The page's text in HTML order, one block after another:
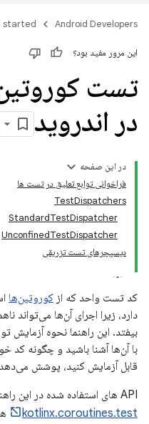
Android Developers
started
این مرور مفید بود؟
در اندروید
در این صفحه
فراخوانی توابع تعلیق در تست ها
TestDispatchers
StandardTestDispatcher
UnconfinedTestDispatcher
دیسپچرهای تست تزریقی
کد تست واحد که از کوروتین‌ها
دارد، زیرا اجرای آن‌ها می‌تواند
بیفتد. این راهنما نحوه آزمایش
با آن‌ها آشنا باشید و چگونه کد
قابل آزمایش کنید، پوشش
API های استفاده شده در این راهنما بخشی از کتابخانه
kotlinx.coroutines.test